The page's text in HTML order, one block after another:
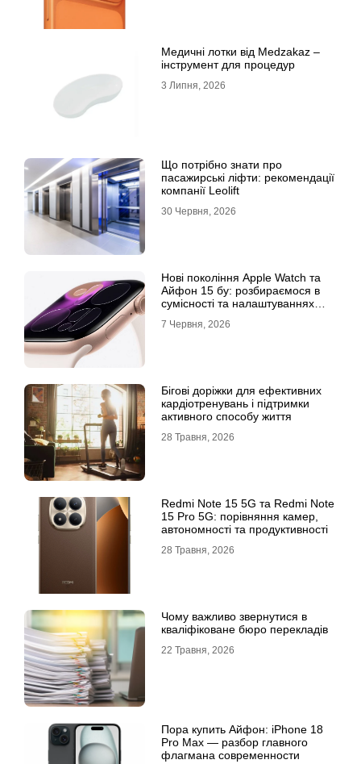
Медичні лотки від Medzakaz –
інструмент для процедур
3 Липня, 2026
Що потрібно знати про
пасажирські ліфти: рекомендації
компанії Leolift
30 Червня, 2026
Нові покоління Apple Watch та
Айфон 15 бу: розбираємося в
сумісності та налаштуваннях
7 Червня, 2026
Бігові доріжки для ефективних
кардіотренувань і підтримки
активного способу життя
28 Травня, 2026
Redmi Note 15 5G та Redmi Note
15 Pro 5G: порівняння камер,
автономності та продуктивності
28 Травня, 2026
Чому важливо звернутися в
кваліфіковане бюро перекладів
22 Травня, 2026
Пора купить Айфон: iPhone 18
Pro Max — разбор главного
флагмана современности